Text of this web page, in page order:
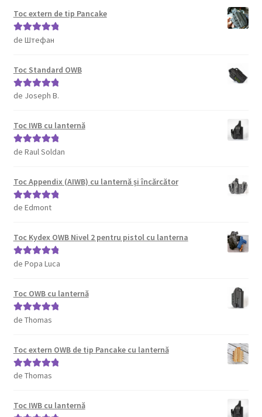
Toc extern de tip Pancake
Evaluat la5
de Штефан
Toc Standard OWB
Evaluat la5
de Joseph B.
Toc IWB cu lanternă
Evaluat la5
de Raul Soldan
Toc Appendix (AIWB) cu lanternă și încărcător
Evaluat la5
de Edmont
Toc Kydex OWB Nivel 2 pentru pistol cu lanterna
Evaluat la5
de Popa Luca
Toc OWB cu lanternă
Evaluat la5
de Thomas
Toc extern OWB de tip Pancake cu lanternă
Evaluat la5
de Thomas
Toc IWB cu lanternă